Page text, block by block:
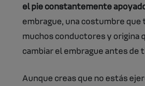
el pie constantemente
embrague, una costumbre que
muchos conductores y origina
cambiar el embrague antes de
Aunque creas que no estás